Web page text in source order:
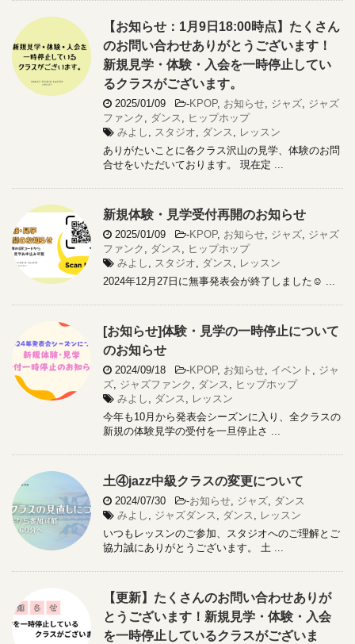
【お知らせ：1月9日18:00時点】たくさん
のお問い合わせありがとうございます！
新規見学・体験・入会を一時停止してい
るクラスがございます。
2025/01/09 -KPOP, お知らせ ジャズ ジャズ
ファンク
ダンス
ヒップホップ
みよし
スタジオ ダンス
レッスン
ありがたいことに各クラス沢山の見学、体験のお問
合せをいただいております。 現在定 ...
新規体験・見学受付再開のお知らせ
2025/01/09 -KPOP, お知らせ ジャズ ジャズ
ファンク
ダンス
ヒップホップ
みよし
スタジオ ダンス
レッスン
2024年12月27日に無事発表会が終了しました☺️ ...
[お知らせ]体験・見学の一時停止について
のお知らせ
2024/09/18 -KPOP, お知らせ イベント
ジャ
ズ ジャズファンク ダンス
ヒップホップ
みよし
ダンス
レッスン
今年も10月から発表会シーズンに入り、全クラスの
新規の体験見学の受付を一旦停止さ ...
土④jazz中級クラスの変更について
2024/07/30 -お知らせ ジャズ ダンス
みよし
ジャズダンス ダンス
レッスン
いつもレッスンのご参加、スタジオへのご理解とご
協力誠にありがとうございます。 土 ...
【更新】たくさんのお問い合わせありが
とうございます！新規見学・体験・入会
を一時停止しているクラスがございま